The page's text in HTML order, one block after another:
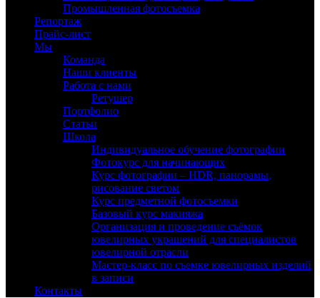
Промышленная фотосъемка
Репортаж
Прайс-лист
Мы
Команда
Наши клиенты
Работа с нами
Ретушер
Портфолио
Статьи
Школа
Индивидуальное обучение фотографии
Фотокурс для начинающих
Курс фотографии – HDR, панорамы,
рисование светом
Курс предметной фотосъемки
Базовый курс макияжа
Организация и проведение съёмок
ювелирных украшений для специалистов
ювелирной отрасли
Мастер-класс по съемке ювелирных изделий
в записи
Контакты